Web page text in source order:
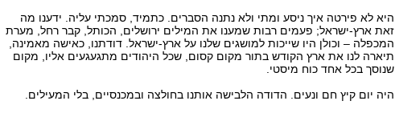
היא לא פירטה איך ניסע ומתי ולא נתנה הסברים. כתמיד, סמכתי עליה. ידענו מה
זאת ארץ-ישראל; פעמים רבות שמענו את המילים ירושלים, הכותל, קבר רחל, מערת
המכפלה – וכולן היו שייכות למושגים שלנו על ארץ-ישראל. דודתנו, כאישה מאמינה,
תיארה לנו את ארץ הקודש בתור מקום קסום, שכל היהודים מתגעגעים אליו, מקום
שנוסך בכל אחד כוח מיסטי.
היה יום קיץ חם ונעים. הדודה הלבישה אותנו בחולצה ובמכנסיים, בלי המעילים.